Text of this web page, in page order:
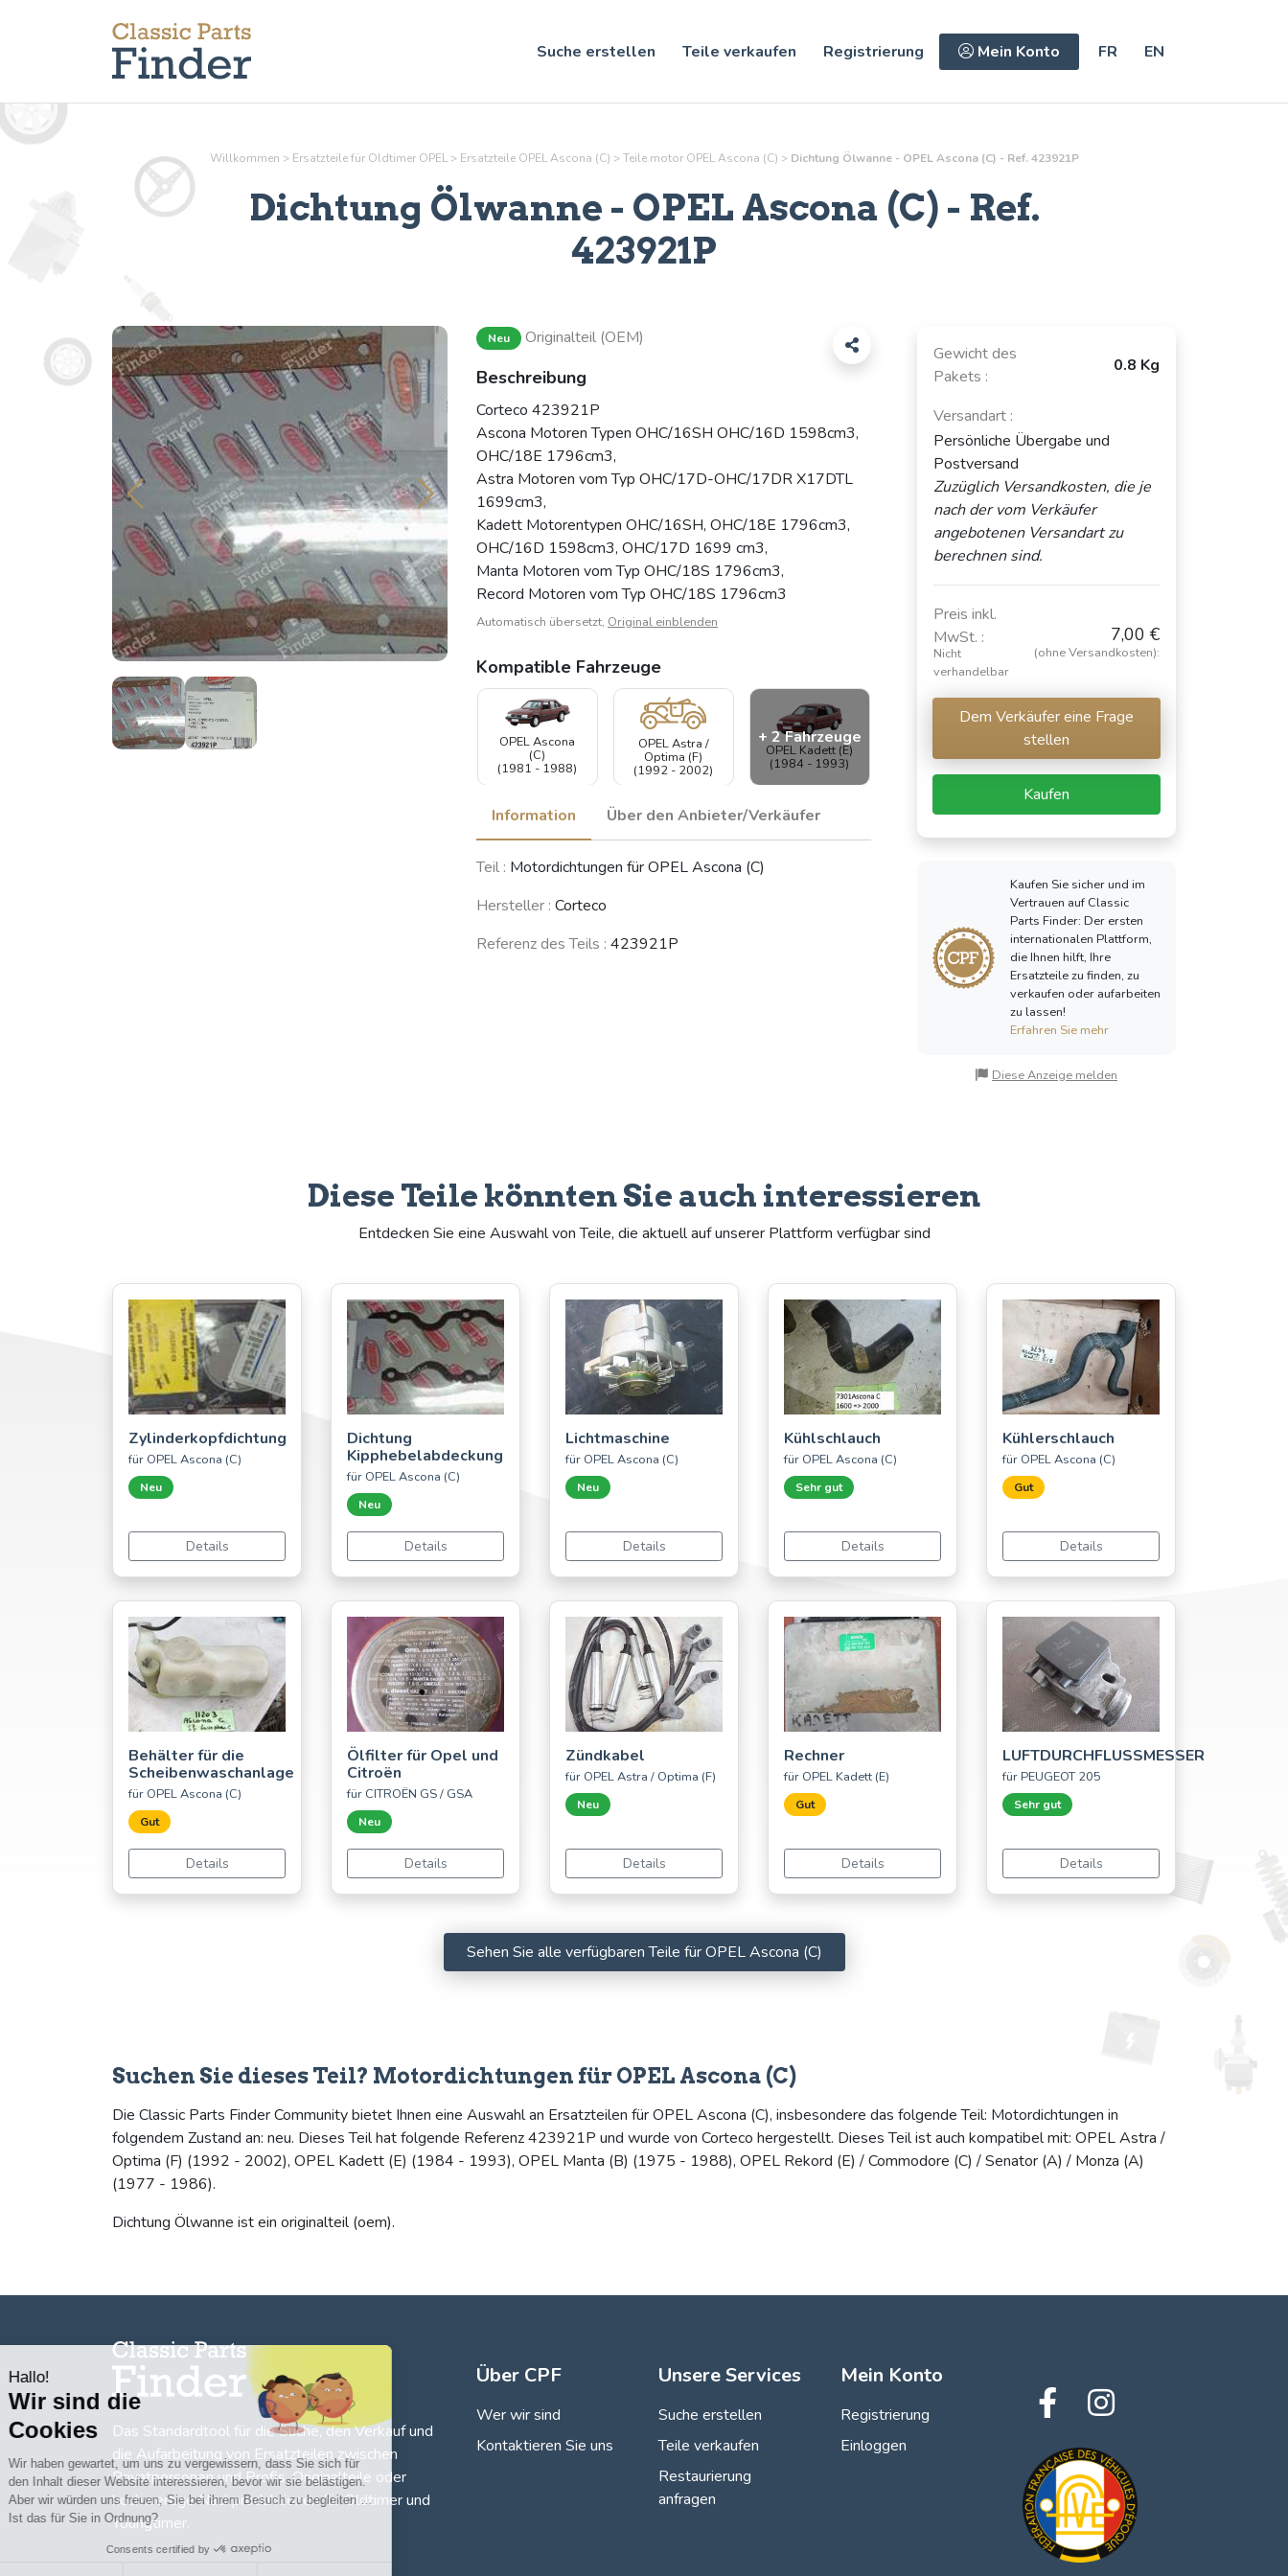
Suche erstellen Teile verkaufen Registrierung Mein Konto FR EN
Willkommen > Ersatzteile für Oldtimer OPEL > Ersatzteile OPEL Ascona (C) >Teile motorOPEL Ascona (C) > Dichtung Ölwanne - OPEL Ascona (C) - Ref. 423921P
Dichtung Ölwanne - OPEL Ascona (C) - Ref.
423921P
Neu Originalteil (OEM)
Beschreibung
Corteco 423921P
Ascona Motoren Typen OHC/16SH OHC/16D 1598cm3,
OHC/18E 1796cm3,
Astra Motoren vom Typ OHC/17D-OHC/17DR X17DTL
1699cm3,
Kadett Motorentypen OHC/16SH, OHC/18E 1796cm3,
OHC/16D 1598cm3, OHC/17D 1699 cm3,
Manta Motoren vom Typ OHC/18S 1796cm3,
Record Motoren vom Typ OHC/18S 1796cm3
Automatisch übersetzt, Original einblenden
Kompatible Fahrzeuge
OPEL Ascona
(C)
(1981 - 1988)
OPEL Astra /
Optima (F)
(1992 - 2002)
OPEL Kadett (E)
(1984 - 1993)
+ 2 Fahrzeuge
(E) /
Information Über den Anbieter/Verkäufer
Teil : Motordichtungen für OPEL Ascona (C)
Hersteller : Corteco
Referenz des Teils : 423921P
Gewicht des
Pakets :
0.8 Kg
Versandart :
Persönliche Übergabe und
Postversand
Zuzüglich Versandkosten, die je
nach der vom Verkäufer
angebotenen Versandart zu
berechnen sind.
Preis inkl.
MwSt. :
Nicht
verhandelbar
7,00 €
(ohne Versandkosten):
Dem Verkäufer eine Frage
stellen
Kaufen
Kaufen Sie sicher und im
Vertrauen auf Classic
Parts Finder: Der ersten
internationalen Plattform,
die Ihnen hilft, Ihre
Ersatzteile zu finden, zu
verkaufen oder aufarbeiten
zu lassen!
Erfahren Sie mehr
Diese Anzeige melden
Diese Teile könnten Sie auch interessieren
Entdecken Sie eine Auswahl von Teile, die aktuell auf unserer Plattform verfügbar sind
Zylinderkopfdichtung
für OPEL Ascona (C)
Neu
Details
Dichtung
Kipphebelabdeckung
für OPEL Ascona (C)
Neu
Details
Lichtmaschine
für OPEL Ascona (C)
Neu
Details
Kühlschlauch
für OPEL Ascona (C)
Sehr gut
Details
Kühlerschlauch
für OPEL Ascona (C)
Gut
Details
Behälter für die
Scheibenwaschanlage
für OPEL Ascona (C)
Gut
Details
Ölfilter für Opel und
Citroën
für CITROËN GS / GSA
Neu
Details
Zündkabel
für OPEL Astra / Optima (F)
Neu
Details
Rechner
für OPEL Kadett (E)
Gut
Details
LUFTDURCHFLUSSMESSER
für PEUGEOT 205
Sehr gut
Details
Sehen Sie alle verfügbaren Teile für OPEL Ascona (C)
Suchen Sie dieses Teil? Motordichtungen für OPEL Ascona (C)
Die Classic Parts Finder Community bietet Ihnen eine Auswahl an Ersatzteilen für OPEL Ascona (C), insbesondere das folgende Teil: Motordichtungen in
folgendem Zustand an: neu. Dieses Teil hat folgende Referenz 423921P und wurde von Corteco hergestellt. Dieses Teil ist auch kompatibel mit: OPEL Astra /
Optima (F) (1992 - 2002), OPEL Kadett (E) (1984 - 1993), OPEL Manta (B) (1975 - 1988), OPEL Rekord (E) / Commodore (C) / Senator (A) / Monza (A)
(1977 - 1986).
Dichtung Ölwanne ist ein originalteil (oem).
Das Standardtool für die Suche, denVerkauf und
die Aufarbeitung von Ersatzteilen zwischen
Privatpersonen und Profis. Originalteile oder
hochwertige Nachproduktionen für Oldtimer und
Youngtimer.
Über CPF
Wer wir sind
Kontaktieren Sie uns
Unsere Services
Suche erstellen
Teile verkaufen
Restaurierung
anfragen
Mein Konto
Registrierung
Einloggen
Hallo!
Wir sind die
Cookies
Wir haben gewartet, um uns zu vergewissern, dass Sie sich für
den Inhalt dieser Website interessieren, bevor wir sie belästigen.
Aber wir würden uns freuen, Sie bei ihrem Besuch zu begleiten …
Ist das für Sie in Ordnung?
Consents certified by